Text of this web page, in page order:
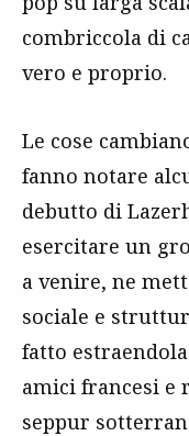
combriccola di
vero e proprio.
Le cose
fanno notare
debutto di
esercitare un
a venire, ne
sociale e
fatto
amici francesi e
seppur